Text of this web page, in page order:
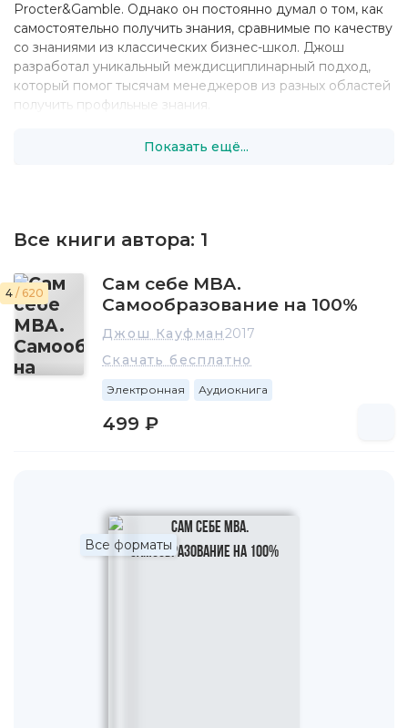
Procter&Gamble. Однако он постоянно думал о том, как
самостоятельно получить знания, сравнимые по качеству
со знаниями из классических бизнес-школ. Джош
разработал уникальный междисциплинарный подход,
который помог тысячам менеджеров из разных областей
получить профильные знания.
Показать ещё...
Все книги автора: 1
4 / 620
Сам себе MBA.
Самообразование на 100%
Джош Кауфман2017
Скачать бесплатно
Электронная Аудиокнига
499 ₽
Все форматы